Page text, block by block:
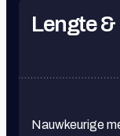
Lengte
Nauwkeurige